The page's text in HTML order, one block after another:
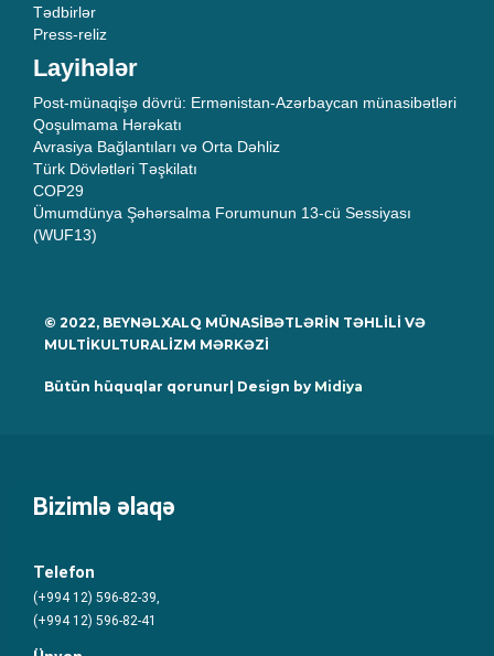
Tədbirlər
Press-reliz
Layihələr
Post-münaqişə dövrü: Ermənistan-Azərbaycan münasibətləri
Qoşulmama Hərəkatı
Avrasiya Bağlantıları və Orta Dəhliz
Türk Dövlətləri Təşkilatı
COP29
Ümumdünya Şəhərsalma Forumunun 13-cü Sessiyası
(WUF13)
© 2022, BEYNƏLXALQ MÜNASİBƏTLƏRİN TƏHLİLİ VƏ
MULTİKULTURALİZM MƏRKƏZİ
Bütün hüquqlar qorunur| Design by Midiya
Bizimlə əlaqə
Telefon
(+994 12) 596-82-39,
(+994 12) 596-82-41